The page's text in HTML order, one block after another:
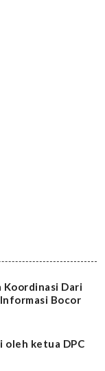
Koordinasi Dari
Bocor